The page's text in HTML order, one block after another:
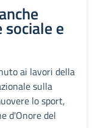
e
ai lavori della
sulla
lo sport,
d'Onore del